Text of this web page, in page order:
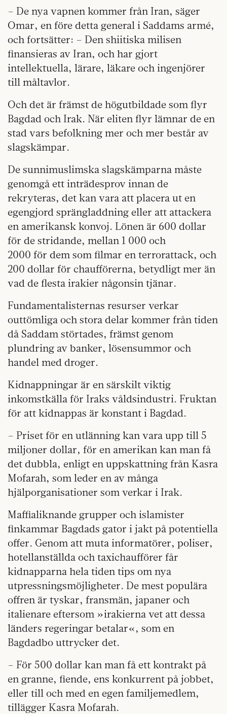
– De nya vapnen kommer från Iran, säger
Omar, en före detta general i Saddams armé,
och fortsätter: – Den shiitiska milisen
finansieras av Iran, och har gjort
intellektuella, lärare, läkare och ingenjörer
till måltavlor.
Och det är främst de högutbildade som flyr
Bagdad och Irak. När eliten flyr lämnar de en
stad vars befolkning mer och mer består av
slagskämpar.
De sunnimuslimska slagskämparna måste
genomgå ett inträdesprov innan de
rekryteras, det kan vara att placera ut en
egengjord sprängladdning eller att attackera
en amerikansk konvoj. Lönen är 600 dollar
för de stridande, mellan 1 000 och
2000 för dem som filmar en terrorattack, och
200 dollar för chaufförerna, betydligt mer än
vad de flesta irakier någonsin ­tjänar.
Fundamentalisternas resurser verkar
outtömliga och stora delar kommer från tiden
då Saddam störtades, främst genom
plundring av banker, lösensummor och
handel med droger.
Kidnappningar är en särskilt viktig
inkomstkälla för Iraks våldsindustri. Fruktan
för att kidnappas är konstant i Bagdad.
– Priset för en utlänning kan vara upp till 5
miljoner dollar, för en amerikan kan man få
det dubbla, enligt en uppskattning från Kasra
Mofarah, som leder en av många
hjälporganisationer som verkar i Irak.
Maffialiknande grupper och islamister
finkammar Bagdads gator i jakt på potentiella
offer. Genom att muta informatörer, poliser,
hotellanställda och taxichaufförer får
kidnapparna hela tiden tips om nya
utpressningsmöjligheter. De mest populära
offren är tyskar, fransmän, japaner och
italienare eftersom »irakierna vet att dessa
länders regeringar betalar«, som en
Bagdadbo uttrycker det.
– För 500 dollar kan man få ett kontrakt på
en granne, fiende, ens konkurrent på jobbet,
eller till och med en egen familjemedlem,
tillägger Kasra Mofarah.